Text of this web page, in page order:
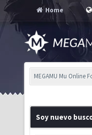
Home
MEGAMU Mu Online
Soy nuevo